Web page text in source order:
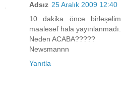
Adsız 25 Aralık 2009 12:40
10 dakika önce
maalesef hala yayınlanmadı.
Neden ACABA?????
Newsmannn
Yanıtla